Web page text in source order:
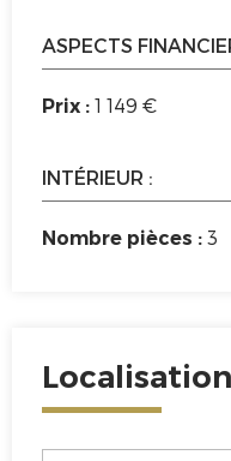
ASPECTS
Prix : 1 149 €
INTÉRIEUR :
Nombre pièces : 3